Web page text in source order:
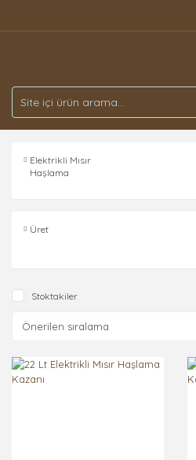
Elektrikli Mısır
Haşlama
Üret
Stoktakiler